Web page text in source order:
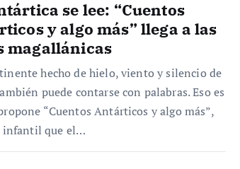
se lee: “Cuentos
y algo más” llega a las
magallánicas
hecho de hielo, viento y silencio de
puede contarse con palabras. Eso es
“Cuentos Antárticos y algo más”,
que el…